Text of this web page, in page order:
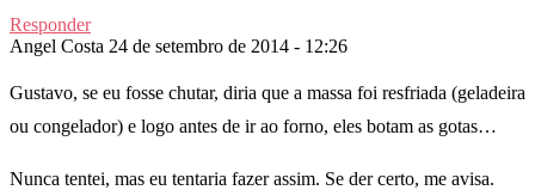
Responder
Angel Costa 24 de setembro de 2014 - 12:26
Gustavo, se eu fosse chutar, diria que a massa foi resfriada (geladeira
ou congelador) e logo antes de ir ao forno, eles botam as gotas…
Nunca tentei, mas eu tentaria fazer assim. Se der certo, me avisa.